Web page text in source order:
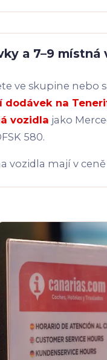
a 7–9 místná
ve skupine nebo
dodávek na
vozidla jako
580.
vozidla mají v